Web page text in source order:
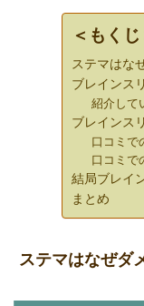
＜もくじ
ステマはな
ブレインス
紹介して
ブレインス
口コミで
口コミで
結局ブレイ
まとめ
ステマはなぜダ